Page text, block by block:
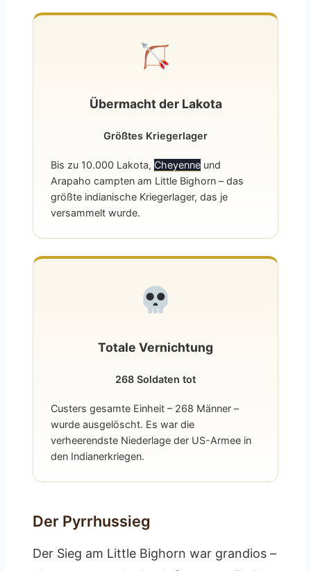
Übermacht der Lakota
Größtes Kriegerlager
Bis zu 10.000 Lakota, Cheyenne und
Arapaho campten am Little Bighorn – das
größte indianische Kriegerlager, das je
versammelt wurde.
Totale Vernichtung
268 Soldaten tot
Custers gesamte Einheit – 268 Männer –
wurde ausgelöscht. Es war die
verheerendste Niederlage der US-Armee in
den Indianerkriegen.
Der Pyrrhussieg
Der Sieg am Little Bighorn war grandios –